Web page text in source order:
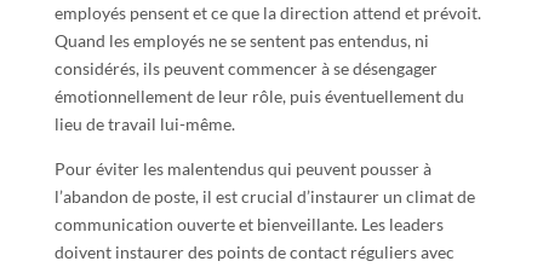
employés pensent et ce que la direction attend et prévoit.
Quand les employés ne se sentent pas entendus, ni
considérés, ils peuvent commencer à se désengager
émotionnellement de leur rôle, puis éventuellement du
lieu de travail lui-même.
Pour éviter les malentendus qui peuvent pousser à
l’abandon de poste, il est crucial d’instaurer un climat de
communication ouverte et bienveillante. Les leaders
doivent instaurer des points de contact réguliers avec